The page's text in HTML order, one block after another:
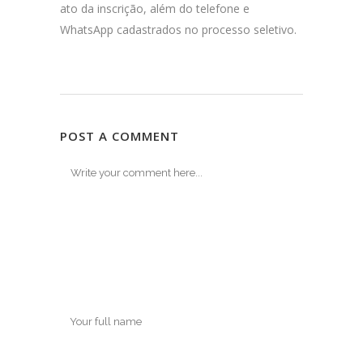
ato da inscrição, além do telefone e
WhatsApp cadastrados no processo seletivo.
POST A COMMENT